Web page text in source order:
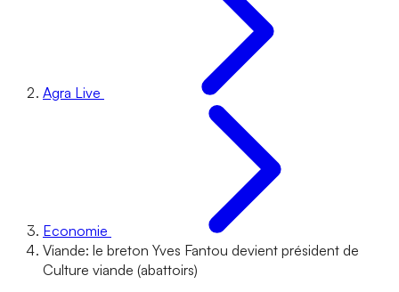
Agra Live
Economie
Viande: le breton Yves Fantou devient président de
Culture viande (abattoirs)